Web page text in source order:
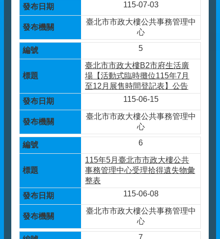
115-07-03
臺北市市政大樓公共事務管理中
心
5
臺北市市政大樓B2市府生活廣
場【活動式臨時攤位115年7月
至12月展售時間登記表】公告
115-06-15
臺北市市政大樓公共事務管理中
心
6
115年5月臺北市市政大樓公共
事務管理中心受理拾得遺失物彙
整表
115-06-08
臺北市市政大樓公共事務管理中
心
7